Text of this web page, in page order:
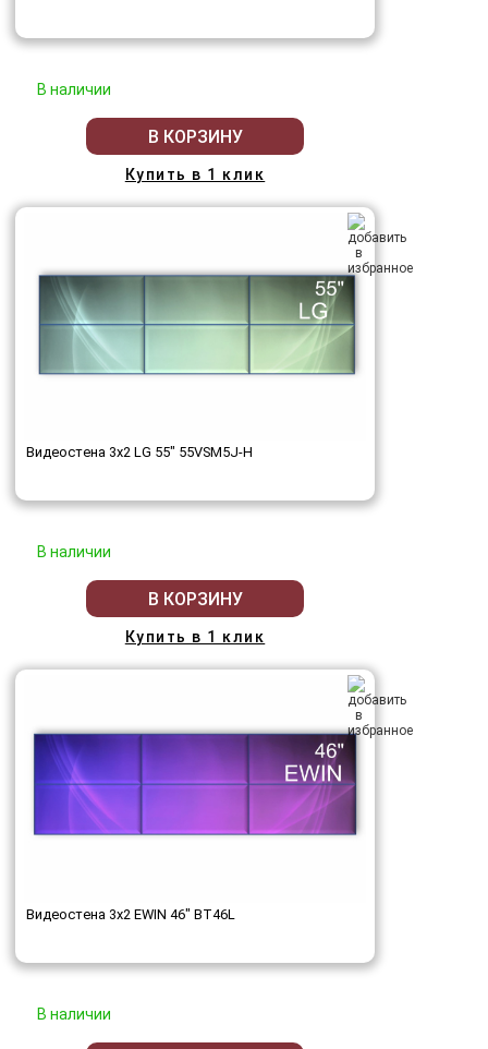
В наличии
В КОРЗИНУ
Купить в 1 клик
Видеостена 3x2 LG 55" 55VSM5J-H
В наличии
В КОРЗИНУ
Купить в 1 клик
Видеостена 3x2 EWIN 46" BT46L
В наличии